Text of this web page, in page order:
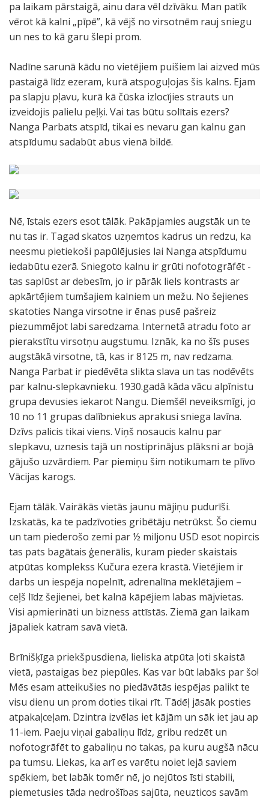
pa laikam pārstaigā, ainu dara vēl dzīvāku. Man patīk
vērot kā kalni „pīpē”, kā vējš no virsotnēm rauj sniegu
un nes to kā garu šlepi prom.
Nadīne sarunā kādu no vietējiem puišiem lai aizved mūs
pastaigā līdz ezeram, kurā atspoguļojas šis kalns. Ejam
pa slapju pļavu, kurā kā čūska izlocījies strauts un
izveidojis palielu peļķi. Vai tas būtu solītais ezers?
Nanga Parbats atspīd, tikai es nevaru gan kalnu gan
atspīdumu sadabūt abus vienā bildē.
Nē, īstais ezers esot tālāk. Pakāpjamies augstāk un te
nu tas ir. Tagad skatos uzņemtos kadrus un redzu, ka
neesmu pietiekoši papūlējusies lai Nanga atspīdumu
iedabūtu ezerā. Sniegoto kalnu ir grūti nofotogrāfēt -
tas saplūst ar debesīm, jo ir pārāk liels kontrasts ar
apkārtējiem tumšajiem kalniem un mežu. No šejienes
skatoties Nanga virsotne ir ēnas pusē pašreiz
piezummējot labi saredzama. Internetā atradu foto ar
pierakstītu virsotņu augstumu. Iznāk, ka no šīs puses
augstākā virsotne, tā, kas ir 8125 m, nav redzama.
Nanga Parbat ir piedēvēta slikta slava un tas nodēvēts
par kalnu-slepkavnieku. 1930.gadā kāda vācu alpīnistu
grupa devusies iekarot Nangu. Diemšēl neveiksmīgi, jo
10 no 11 grupas dalībniekus aprakusi sniega lavīna.
Dzīvs palicis tikai viens. Viņš nosaucis kalnu par
slepkavu, uznesis tajā un nostiprinājus plāksni ar bojā
gājušo uzvārdiem. Par piemiņu šim notikumam te plīvo
Vācijas karogs.
Ejam tālāk. Vairākās vietās jaunu mājiņu pudurīši.
Izskatās, ka te padzīvoties gribētāju netrūkst. Šo ciemu
un tam piederošo zemi par ½ miljonu USD esot nopircis
tas pats bagātais ģenerālis, kuram pieder skaistais
atpūtas komplekss Kučura ezera krastā. Vietējiem ir
darbs un iespēja nopelnīt, adrenalīna meklētājiem –
ceļš līdz šejienei, bet kalnā kāpējiem labas mājvietas.
Visi apmierināti un bizness attīstās. Ziemā gan laikam
jāpaliek katram savā vietā.
Brīnišķīga priekšpusdiena, lieliska atpūta ļoti skaistā
vietā, pastaigas bez piepūles. Kas var būt labāks par šo!
Mēs esam atteikušies no piedāvātās iespējas palikt te
visu dienu un prom doties tikai rīt. Tādēļ jāsāk posties
atpakaļceļam. Dzintra izvēlas iet kājām un sāk iet jau ap
11-iem. Paeju viņai gabaliņu līdz, gribu redzēt un
nofotogrāfēt to gabaliņu no takas, pa kuru augšā nācu
pa tumsu. Liekas, ka arī es varētu noiet lejā saviem
spēkiem, bet labāk tomēr nē, jo nejūtos īsti stabili,
piemetusies tāda nedrošības sajūta, neuzticos savām